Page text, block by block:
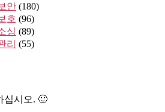
안 (180)
호 (96)
싱 (89)
리 (55)
십시오. 🙂